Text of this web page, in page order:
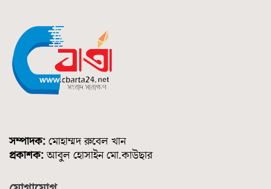
সম্পাদক: মোহাম্মদ রুবেল খান
প্রকাশক:আবুল হোসাইন মো.কাউছার